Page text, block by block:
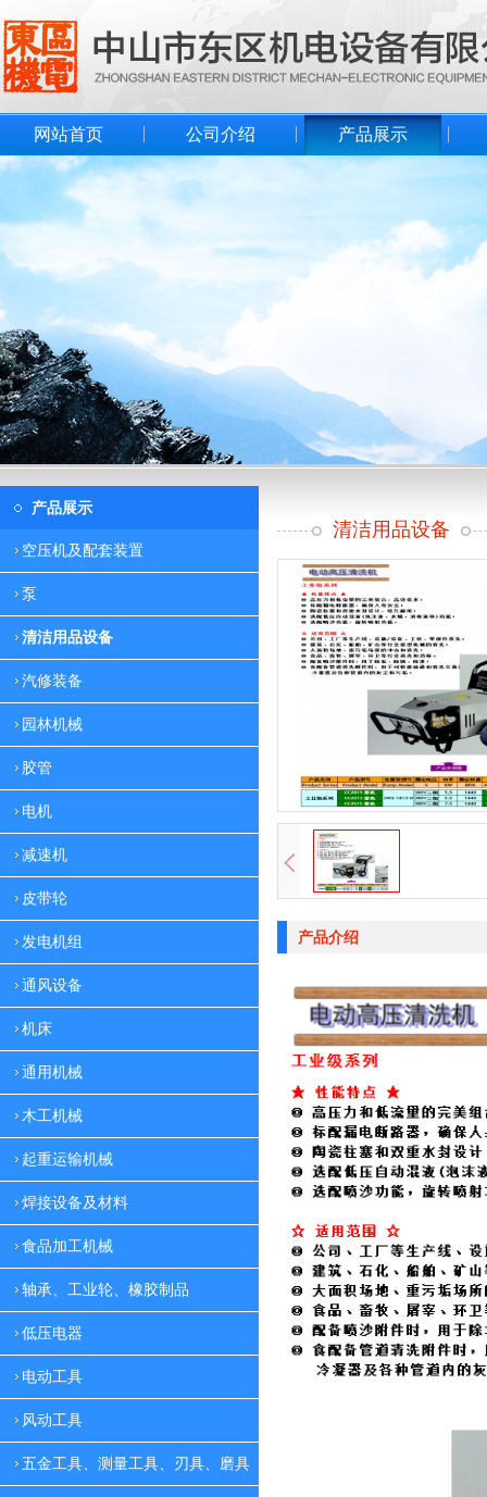
网站首页 公司介绍 产品展示
产品展示
空压机及配套装置
泵
清洁用品设备
汽修装备
园林机械
胶管
电机
减速机
皮带轮
发电机组
通风设备
机床
通用机械
木工机械
起重运输机械
焊接设备及材料
食品加工机械
轴承、工业轮、橡胶制品
低压电器
电动工具
风动工具
五金工具、测量工具、刃具、磨具
清洁用品设备
产品介绍